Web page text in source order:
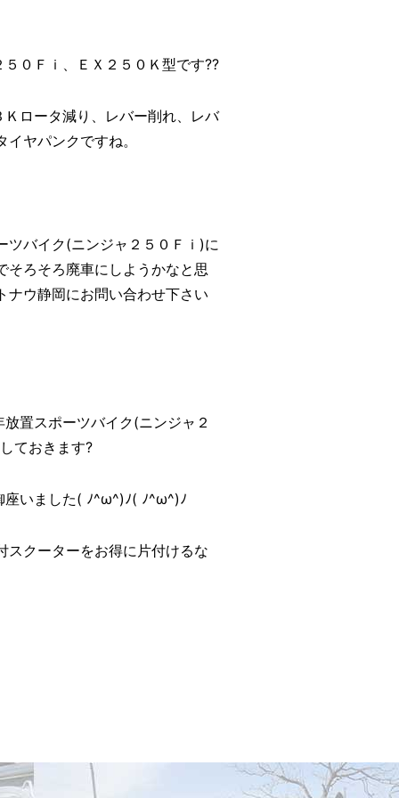
０Ｆｉ、ＥＸ２５０Ｋ型です??
ロータ減り、レバー削れ、レバ
ヤパンクですね。
ツバイク(ニンジャ２５０Ｆｉ)に
そろそろ廃車にしようかなと思
ナウ静岡にお問い合わせ下さい
置スポーツバイク(ニンジャ２
ておきます?
座いました( ﾉ^ω^)ﾉ( ﾉ^ω^)ﾉ
スクーターをお得に片付けるな